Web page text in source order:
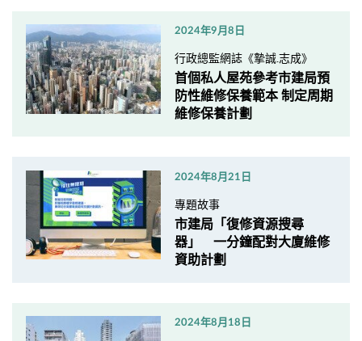
2024年9月8日
行政總監網誌《摯誠.志成》
首個私人屋苑參考市建局預
防性維修保養範本 制定周期
維修保養計劃
2024年8月21日
專題故事
市建局「復修資源搜尋
器」 一分鐘配對大廈維修
資助計劃
2024年8月18日